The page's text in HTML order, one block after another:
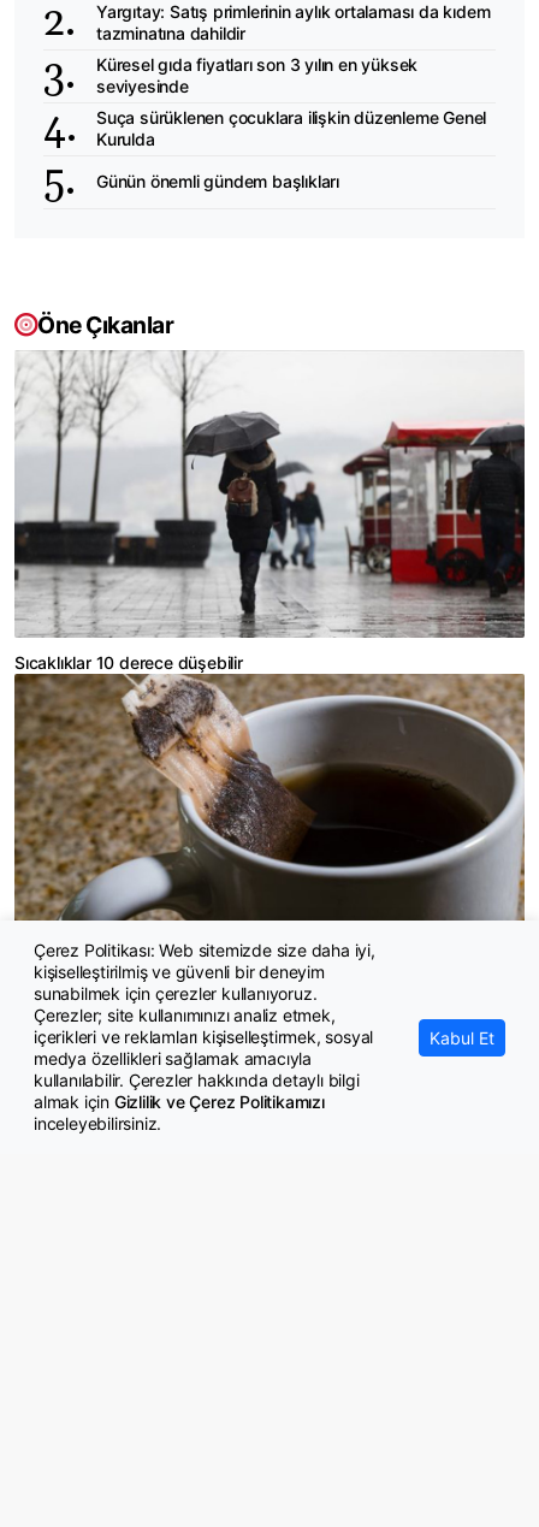
Yargıtay: Satış primlerinin aylık ortalaması da kıdem
tazminatına dahildir
Küresel gıda fiyatları son 3 yılın en yüksek
seviyesinde
Suça sürüklenen çocuklara ilişkin düzenleme Genel
Kurulda
Günün önemli gündem başlıkları
Öne Çıkanlar
Sıcaklıklar 10 derece düşebilir
Araştırma: Poşet çaylarda mikroplastik tehlikesi
Çerez Politikası: Web sitemizde size daha iyi,
kişiselleştirilmiş ve güvenli bir deneyim
sunabilmek için çerezler kullanıyoruz.
Çerezler; site kullanımınızı analiz etmek,
içerikleri ve reklamları kişiselleştirmek, sosyal
medya özellikleri sağlamak amacıyla
kullanılabilir. Çerezler hakkında detaylı bilgi
almak için Gizlilik ve Çerez Politikamızı
inceleyebilirsiniz.
Kabul Et